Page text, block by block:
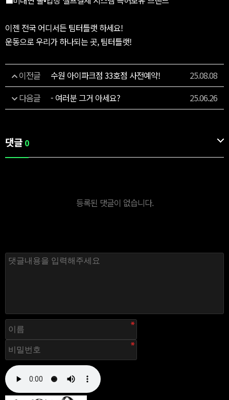
이젠 전국 어디서든 팀터틀랫 하세요!
운동으로 우리가 하나되는 곳, 팀터틀랫!
이전글 수원 아이파크점 33호점 사전예약!
25.08.08
다음글
- 여러분 그거 아세요? 25.06.26
댓글 0
등록된 댓글이 없습니다.